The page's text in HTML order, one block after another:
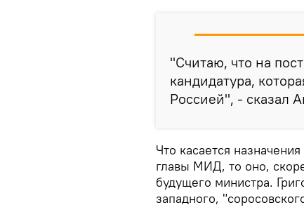
"Считаю, что на
кандидатура,
Россией", - сказал
Что касается
главы МИД, то оно,
будущего министра.
западного,